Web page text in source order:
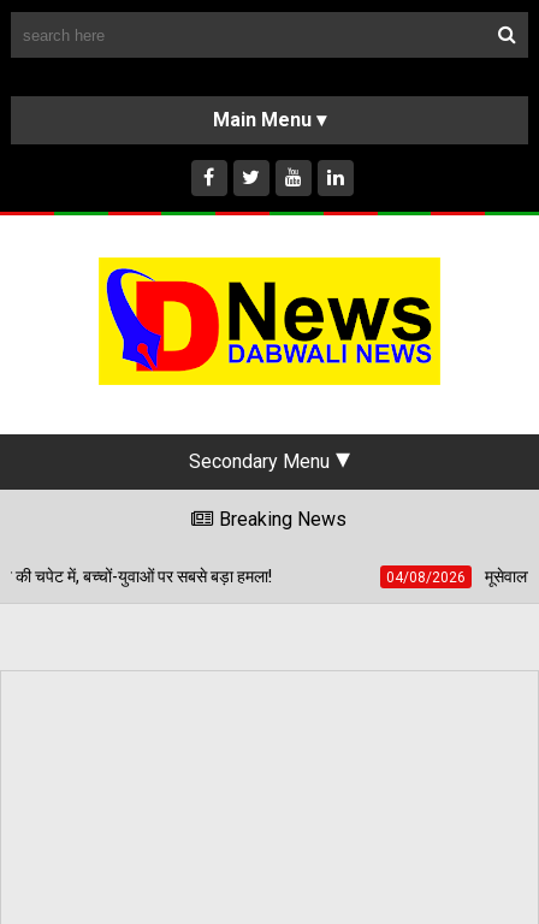
HOME
ABOUT US
INSTAGRAM
Secondary Menu
Breaking News
हमला! 04/08/2026 मूसेवाला के पिता की लाचारी पर राजनीति